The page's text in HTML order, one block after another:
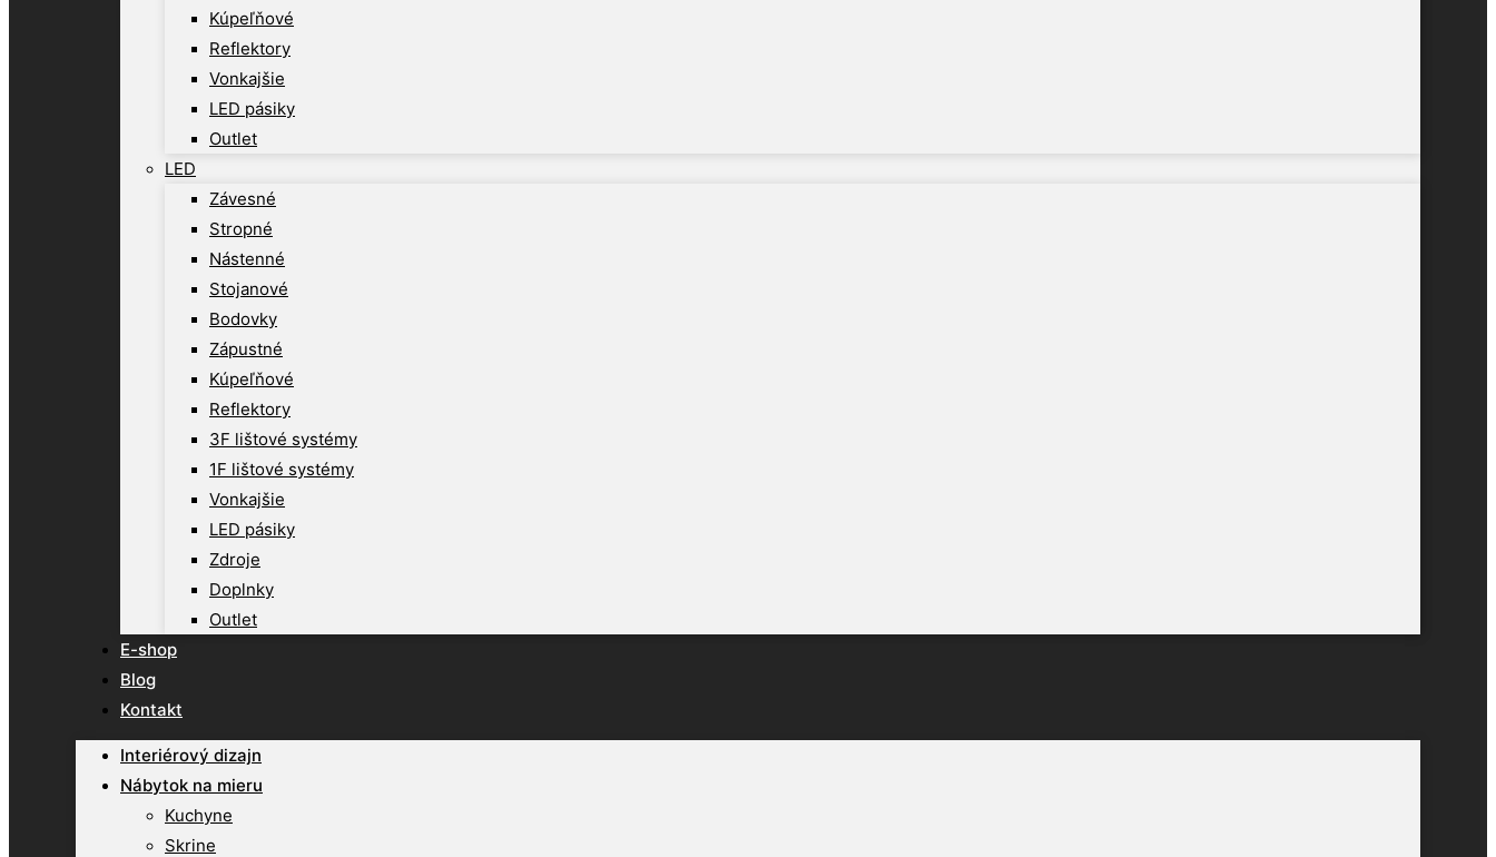
Kúpeľňové
Reflektory
Vonkajšie
LED pásiky
Outlet
LED
Závesné
Stropné
Nástenné
Stojanové
Bodovky
Zápustné
Kúpeľňové
Reflektory
3F lištové systémy
1F lištové systémy
Vonkajšie
LED pásiky
Zdroje
Doplnky
Outlet
E-shop
Blog
Kontakt
Interiérový dizajn
Nábytok na mieru
Kuchyne
Skrine